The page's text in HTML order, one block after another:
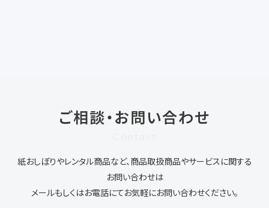
ご相談・お問い合わせ
紙おしぼりやレンタル商品など、商品取扱商品やサービスに関する
お問い合わせは
メールもしくはお電話にてお気軽にお問い合わせください。